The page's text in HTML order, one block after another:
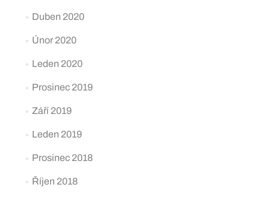
Duben 2020
Únor 2020
Leden 2020
Prosinec 2019
Září 2019
Leden 2019
Prosinec 2018
Říjen 2018